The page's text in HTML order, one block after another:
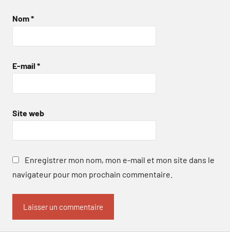
Nom*
E-mail *
Site web
Enregistrer mon nom, mon e-mail et mon site dans le
navigateur pour mon prochain commentaire.